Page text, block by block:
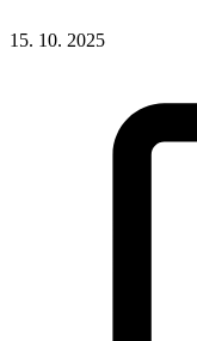
15. 10. 2025